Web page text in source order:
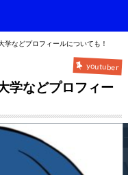
学などプロフィールについても！
youtuber
学などプロフィー